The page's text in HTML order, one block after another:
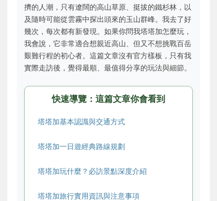
擠的人潮，只有遼闊的高山草原、挺拔的鐵杉林，以
及隨時可能從雲霧中探出頭來的玉山群峰。我去了好
幾次，每次都有新發現。如果你問我塔塔加怎麼玩，
我會說，它非常適合想親近高山、但又不想挑戰百岳
艱難行程的初心者。這篇文章沒有官方樣板，只有我
實際走訪後，覺得最順、最值得分享的玩法與細節。
快速導覽：這篇文章你會看到
塔塔加基本認識與交通方式
塔塔加一日遊經典路線規劃
塔塔加玩什麼？必訪景點深度介紹
塔塔加旅行實用資訊與注意事項